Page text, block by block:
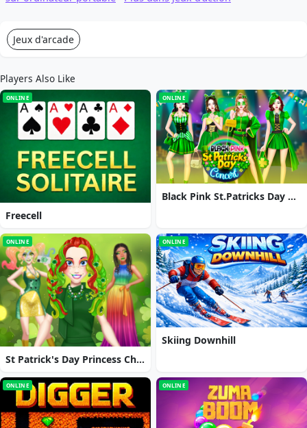
Jeux d'arcade
Players Also Like
ONLINE
Freecell
ONLINE
Black Pink St.Patricks Day Concert
ONLINE
St Patrick's Day Princess Challenge
ONLINE
Skiing Downhill
ONLINE ONLINE